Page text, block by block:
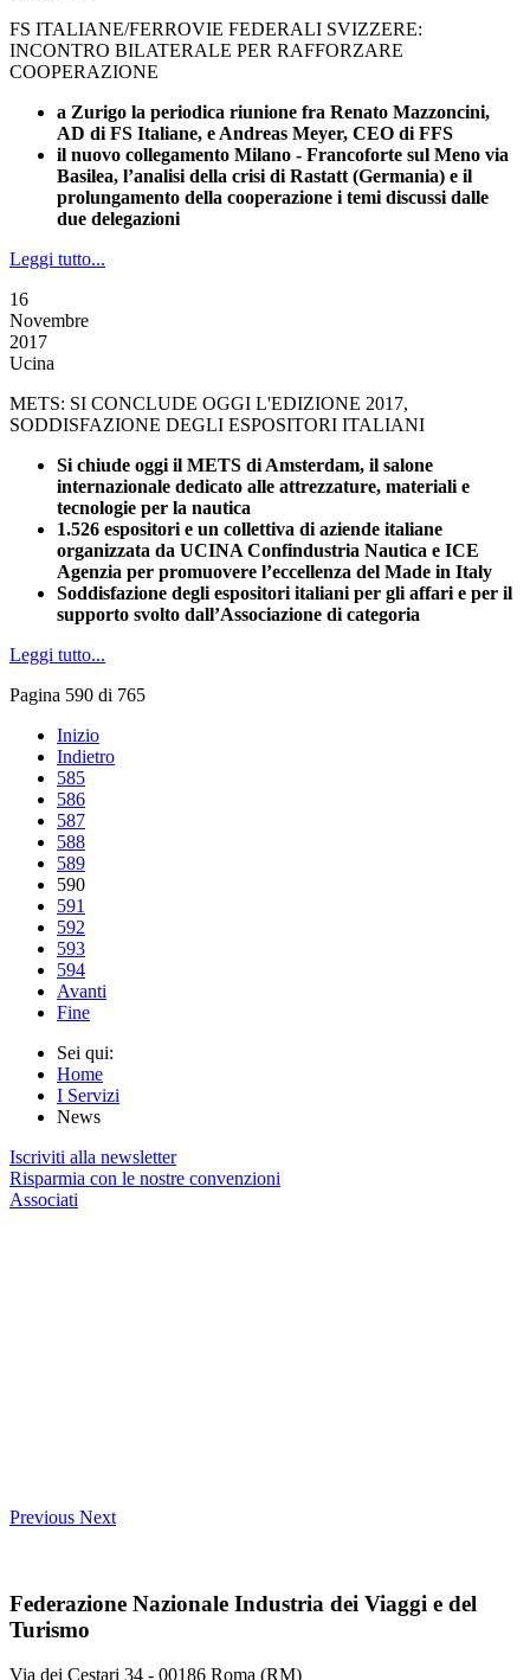
FS ITALIANE/FERROVIE FEDERALI SVIZZERE:
INCONTRO BILATERALE PER RAFFORZARE
COOPERAZIONE
a Zurigo la periodica riunione fra Renato Mazzoncini,
AD di FS Italiane, e Andreas Meyer, CEO di FFS
il nuovo collegamento Milano - Francoforte sul Meno via
Basilea, l’analisi della crisi di Rastatt (Germania) e il
prolungamento della cooperazione i temi discussi dalle
due delegazioni
Leggi tutto...
16
Novembre
2017
Ucina
METS: SI CONCLUDE OGGI L'EDIZIONE 2017,
SODDISFAZIONE DEGLI ESPOSITORI ITALIANI
Si chiude oggi il METS di Amsterdam, il salone
internazionale dedicato alle attrezzature, materiali e
tecnologie per la nautica
1.526 espositori e un collettiva di aziende italiane
organizzata da UCINA Confindustria Nautica e ICE
Agenzia per promuovere l’eccellenza del Made in Italy
Soddisfazione degli espositori italiani per gli affari e per il
supporto svolto dall’Associazione di categoria
Leggi tutto...
Pagina 590 di 765
Inizio
Indietro
585
586
587
588
589
590
591
592
593
594
Avanti
Fine
Sei qui:
Home
I Servizi
News
Iscriviti alla newsletter
Risparmia con le nostre convenzioni
Associati
Previous Next
Federazione Nazionale Industria dei Viaggi e del
Turismo
Via dei Cestari 34 - 00186 Roma (RM)